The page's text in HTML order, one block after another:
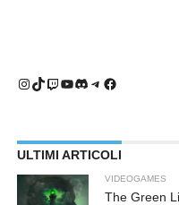
Instagram
TikTok
Twitch
YouTube
Discord
Telegram
Facebook
ULTIMI ARTICOLI
VIDEOGAMES
The Green